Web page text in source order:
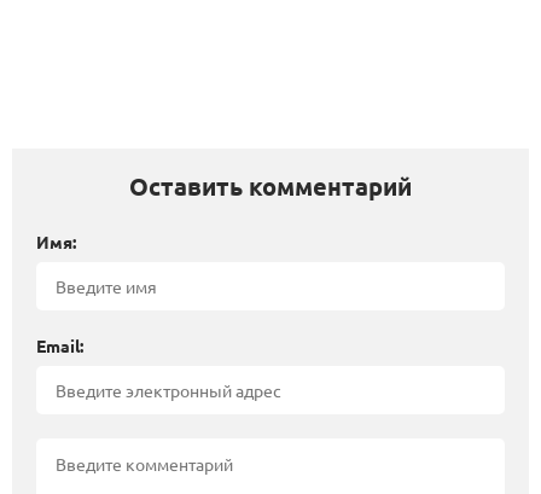
Оставить комментарий
Имя:
Email: